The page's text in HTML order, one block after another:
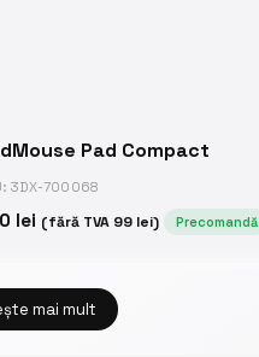
Pad Compact
3DX-700068
lei (fără TVA 99 lei) Precomandă
mai mult